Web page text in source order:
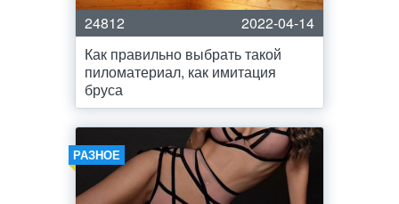
24812
2022-04-14
Как правильно выбрать такой
пиломатериал, как имитация
бруса
РАЗНОЕ